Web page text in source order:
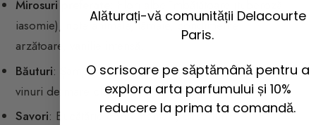
Mirosuri preferate
iasomie), note animale, tămâie, condimente
arzătoare, vanilie intensă.
Băuturi: Șampanie de colecție, cocktailuri exclusive,
vinuri de mare clasă.
Savori: Bucătărie condimentată, deserturi
Alăturați-vă comunității Delacourte
Paris.
O scrisoare pe săptămână pentru a
explora arta parfumului și 10%
reducere la prima ta comandă.